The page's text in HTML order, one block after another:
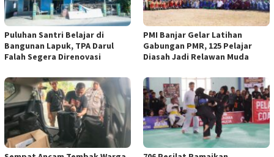
Puluhan Santri Belajar di
Bangunan Lapuk, TPA Darul
Falah Segera Direnovasi
PMI Banjar Gelar Latihan
Gabungan PMR, 125 Pelajar
Diasah Jadi Relawan Muda